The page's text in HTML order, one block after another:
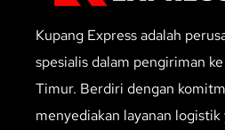
Kupang Express adalah
spesialis dalam pengiriman
Timur. Berdiri dengan
menyediakan layanan logistik